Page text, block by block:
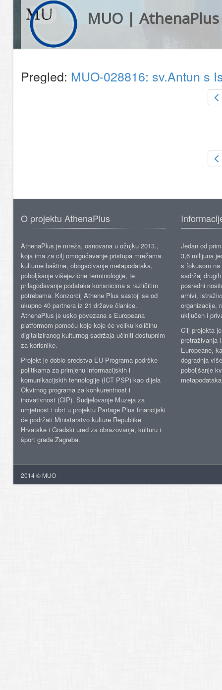
MUO | AthenaPlus
Pregled: MUO-028816: sv.Antun s
O projektu AthenaPlus
AthenaPlus je mreža, osnovana u ožujku 2013.,
koja ima za cilj omogućavanje pristupa mrežama
kulturne baštine, obogaćivanje metapodataka,
poboljšanje višejezične terminologije, te
prilagođavanje podataka korisnicima s različitim
potrebama. Konzorcij Athene Plus sastoji se od
ukupno 40 partnera iz 21 države članice.
AthenaPlus je usko povezana s Europeana
platformom pomoću koje koje će veliku količinu
digitaliziranog kulturnog sadržaja učiniti dostupnim
za korisnike.
Projekt je dobio sredstva EU Programa podrške
politikama za primjenu informacijskih i
komunikacijskih tehnologije (ICT PSP) kao dijela
Okvirnog programa za konkurentnost i
inovativnost (CIP). Sudjelovanje Muzeja za
umjetnost i obrt u projektu Partage Plus financijski
će podržati Ministarstvo kulture Republike
Hrvatske i Gradski ured za obrazovanje, kulturu i
šport grada Zagreba.
Jedan od
3,6 milijuna
s fokusom
sadržaj
posredni
arhivi,
organizacije,
uključen i
Cilj projekta
pretraživanja
Europeane,
dogradnja
poboljšanje
2014 © MUO